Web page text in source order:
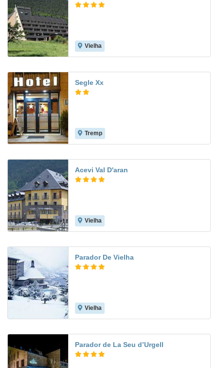
Vielha
Segle Xx
Tremp
Acevi Val D'aran
Vielha
Parador De Vielha
Vielha
Parador de La Seu d’Urgell